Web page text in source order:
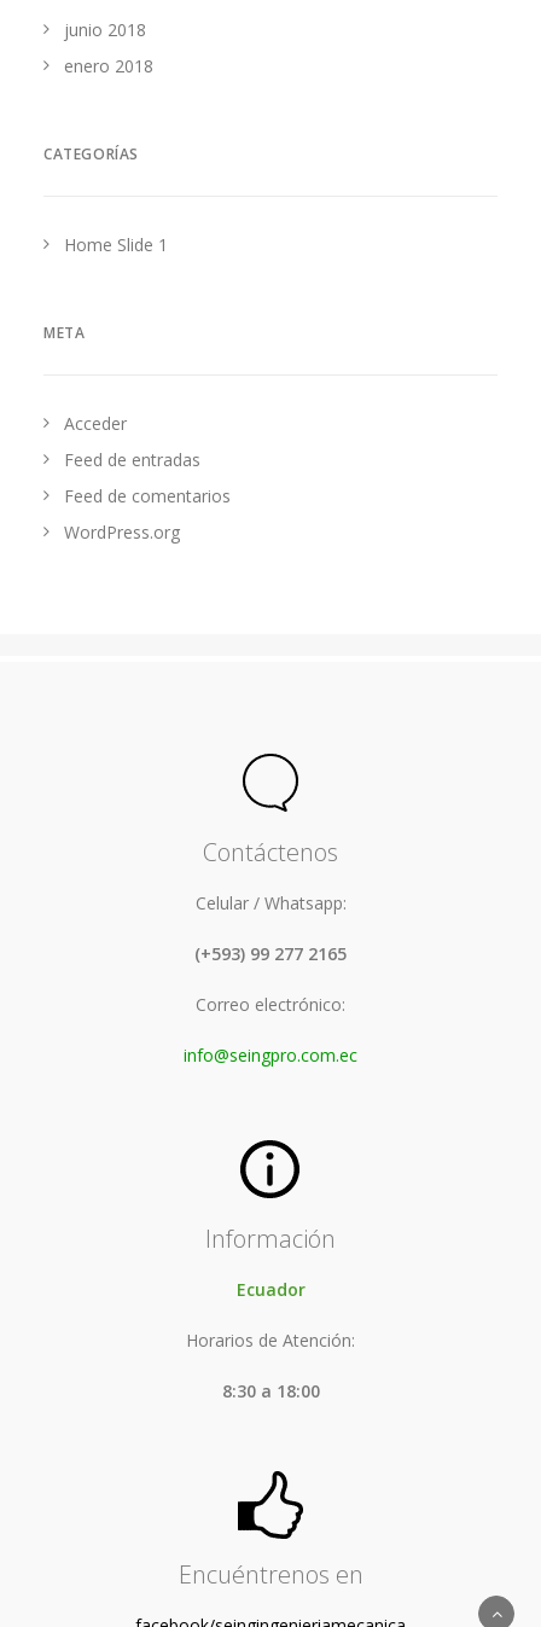
junio 2018
enero 2018
CATEGORÍAS
Home Slide 1
META
Acceder
Feed de entradas
Feed de comentarios
WordPress.org
Contáctenos
Celular / Whatsapp:
(+593) 99 277 2165
Correo electrónico:
info@seingpro.com.ec
Información
Ecuador
Horarios de Atención:
8:30 a 18:00
Encuéntrenos en